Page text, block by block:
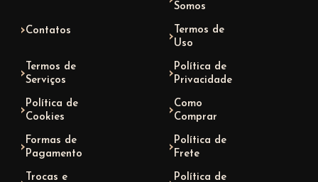
Somos
Contatos
Termos de
Uso
Termos de
Serviços
Política de
Privacidade
Política de
Cookies
Como
Comprar
Formas de
Pagamento
Política de
Frete
Trocas e
Política de